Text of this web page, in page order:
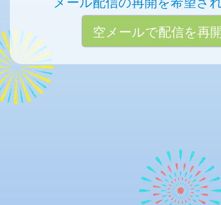
空メールで配信を再